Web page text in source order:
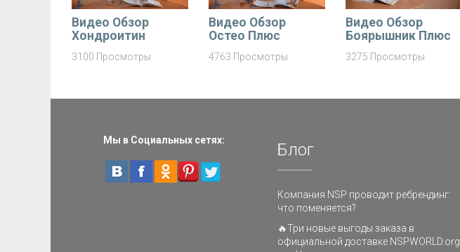
Видео Обзор
Хондроитин
3100 Просмотры
Видео Обзор
Остео Плюс
4763 Просмотры
Видео Обзор
Боярышник Плюс
3275 Просмотры
Мы в Социальных сетях: Блог
Компания NSP проводит ребрендинг:
что поменяется?
🔥Три новые выгоды заказа в
официальной доставке NSPWORLD.org